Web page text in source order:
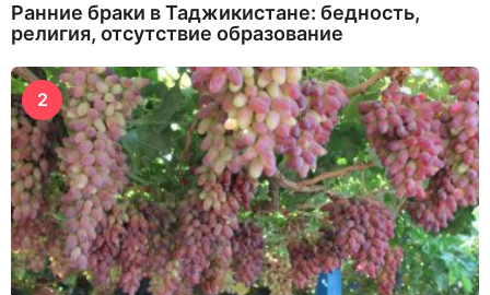
Ранние браки в Таджикистане: бедность,
религия, отсутствие образование
2